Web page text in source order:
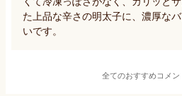
た上品な辛さの明太子に、濃厚な
いです。
全てのおすすめコメン